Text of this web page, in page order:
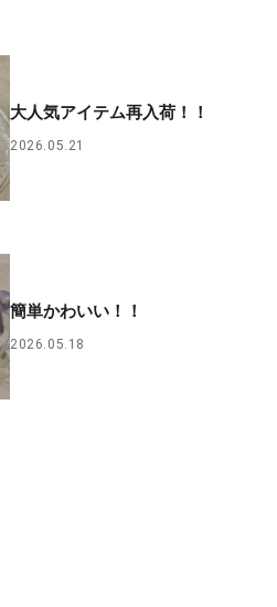
大人気アイテム再入荷！！
2026.05.21
簡単かわいい！！
2026.05.18